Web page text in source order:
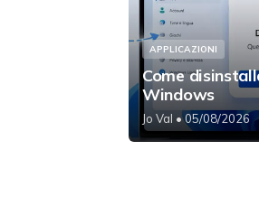
APPLICAZIONI
Come
Windows
Jo Val • 05/08/2026